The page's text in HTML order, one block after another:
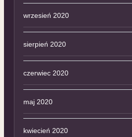
wrzesień 2020
sierpień 2020
czerwiec 2020
maj 2020
kwiecień 2020